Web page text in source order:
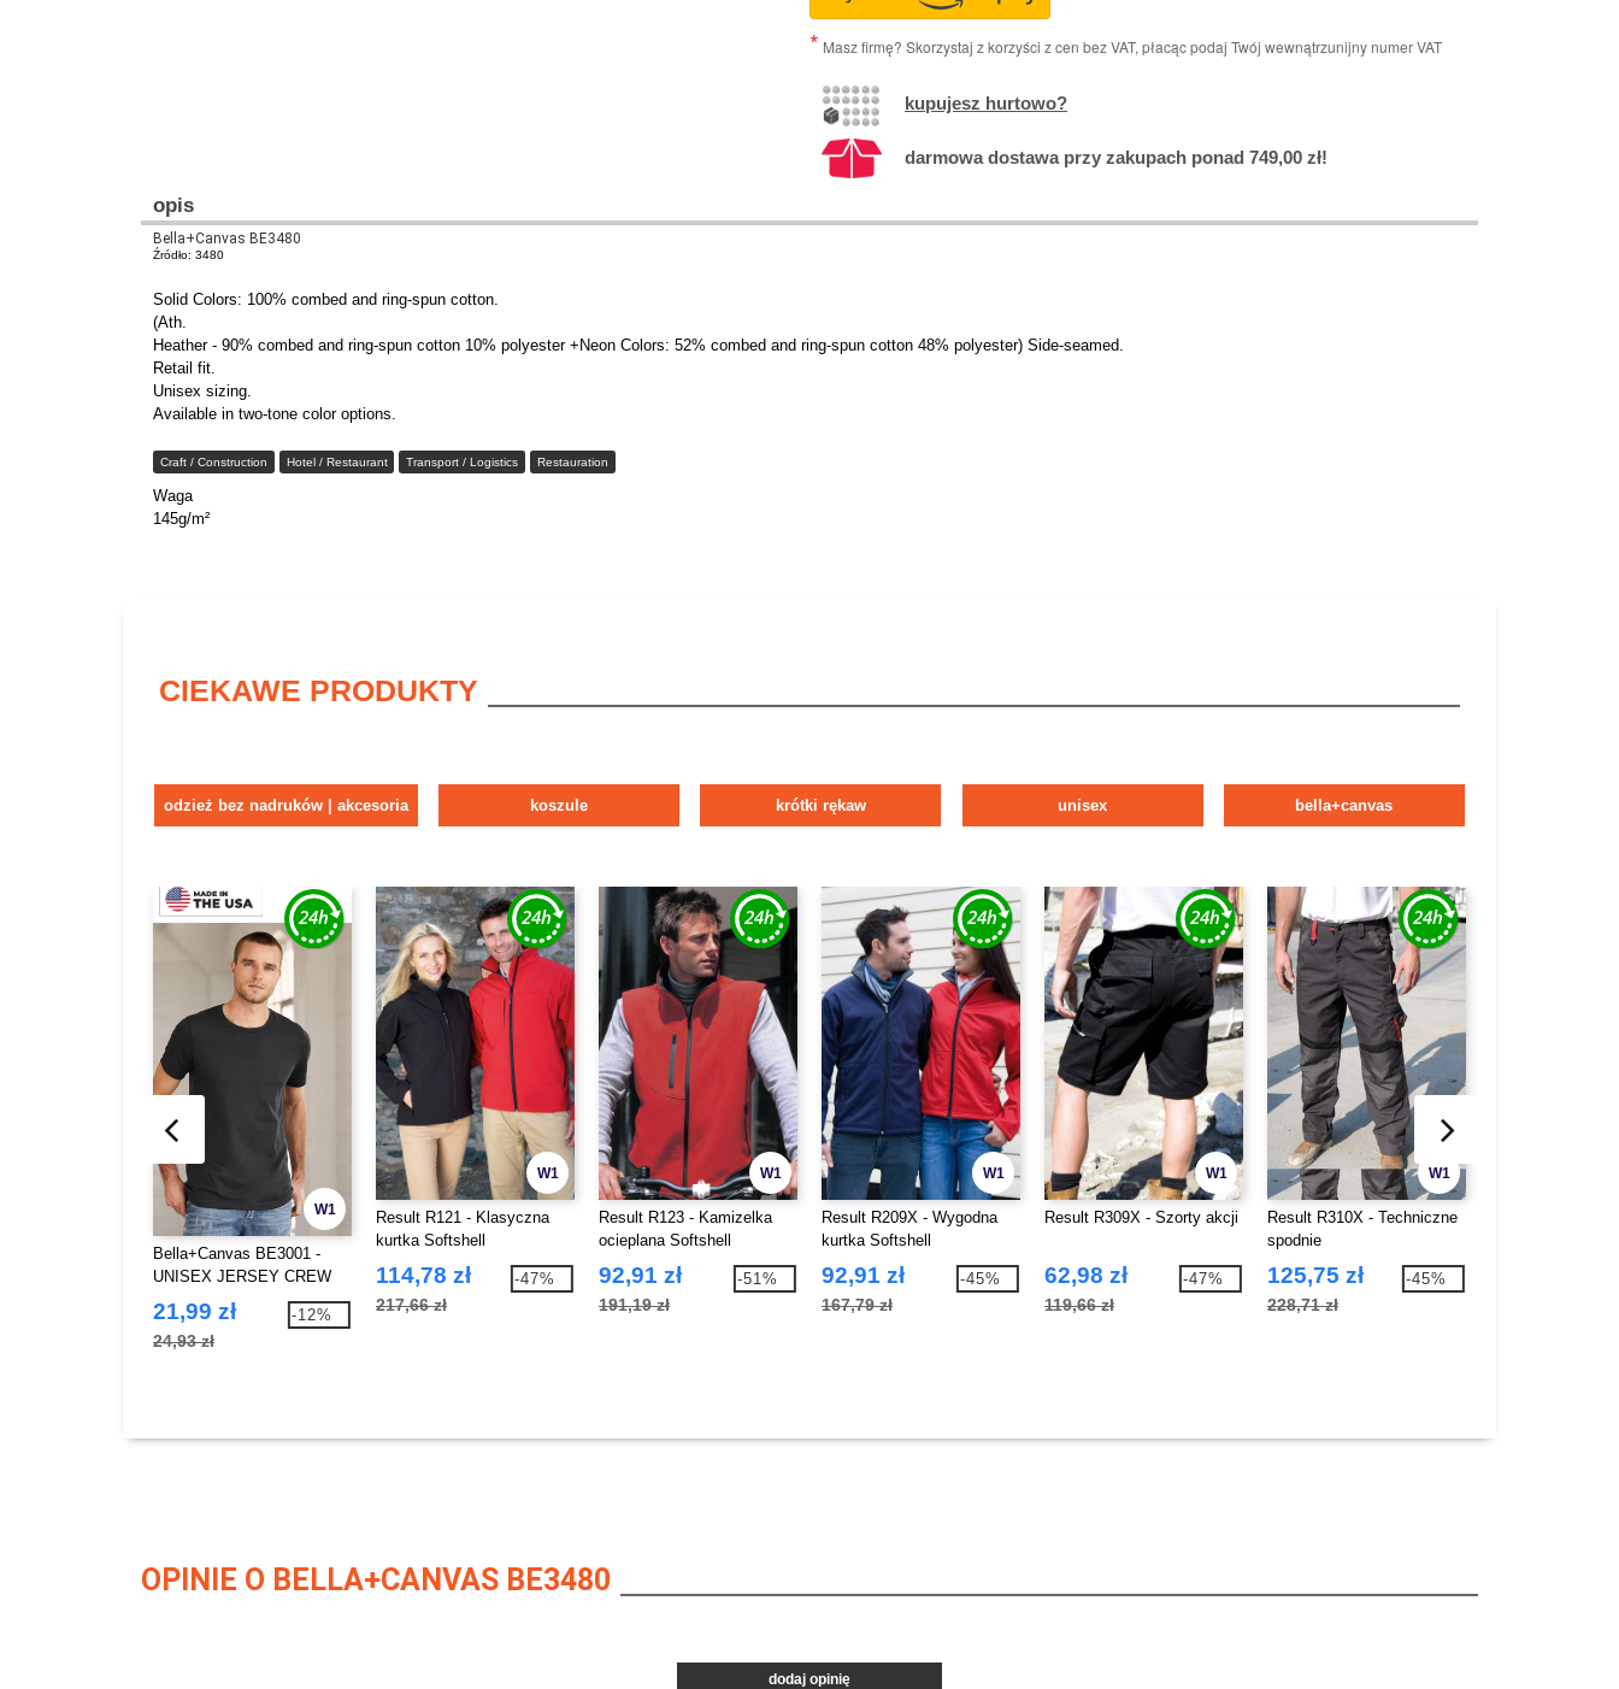
Masz firmę? Skorzystaj z korzyści z cen bez VAT, płacąc podaj Twój wewnątrzunijny numer VAT
kupujesz hurtowo?
darmowa dostawa przy zakupach ponad 749,00 zł!
opis
Bella+Canvas BE3480
Źródło: 3480
Solid Colors: 100% combed and ring-spun cotton.
(Ath.
Heather - 90% combed and ring-spun cotton 10% polyester +Neon Colors: 52% combed and ring-spun cotton 48% polyester) Side-seamed.
Retail fit.
Unisex sizing.
Available in two-tone color options.
Craft / Construction Hotel / Restaurant Transport / Logistics Restauration
Waga
145g/m²
CIEKAWE PRODUKTY
odzież bez nadruków | akcesoria koszule krótki rękaw unisex bella+canvas
W1
Bella+Canvas BE3001 -
UNISEX JERSEY CREW
NECK T-SHIRT
21,99 zł
24,93 zł
-12%
W1
Result R121 - Klasyczna
kurtka Softshell
114,78 zł
217,66 zł
-47%
W1
Result R123 - Kamizelka
ocieplana Softshell
92,91 zł
191,19 zł
-51%
W1
Result R209X - Wygodna
kurtka Softshell
92,91 zł
167,79 zł
-45%
W1
Result R309X - Szorty akcji
62,98 zł
119,66 zł
-47%
W1
Result R310X - Techniczne
spodnie
125,75 zł
228,71 zł
-45%
OPINIE O BELLA+CANVAS BE3480
dodaj opinię